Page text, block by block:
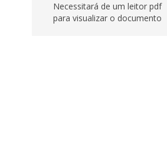
Necessitará de um leitor pdf
para visualizar o documento